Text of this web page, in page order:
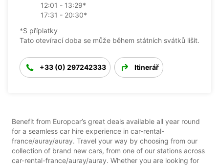
12:01 - 13:29*
17:31 - 20:30*
*S příplatky
Tato otevírací doba se může během státních svátků lišit.
+33 (0) 297242333 Itinerář
Benefit from Europcar’s great deals available all year round
for a seamless car hire experience in car-rental-
france/auray/auray. Travel your way by choosing from our
collection of brand new cars, from one of our stations across
car-rental-france/auray/auray. Whether you are looking for